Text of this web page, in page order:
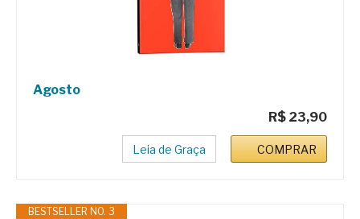
Agosto
R$ 23,90
Leia de Graça COMPRAR
BESTSELLER NO. 3